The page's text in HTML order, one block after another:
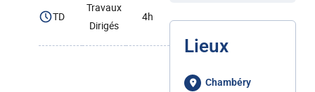
TD
Travaux
Dirigés
4h
Lieux
Chambéry